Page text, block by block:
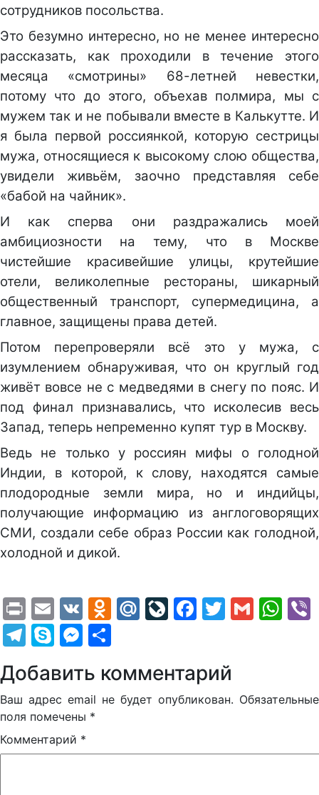
сотрудников посольства.
Это безумно интересно, но не менее интересно
рассказать, как проходили в течение этого
месяца «смотрины» 68-летней невестки,
потому что до этого, объехав полмира, мы с
мужем так и не побывали вместе в Калькутте. И
я была первой россиянкой, которую сестрицы
мужа, относящиеся к высокому слою общества,
увидели живьём, заочно представляя себе
«бабой на чайник».
И как сперва они раздражались моей
амбициозности на тему, что в Москве
чистейшие красивейшие улицы, крутейшие
отели, великолепные рестораны, шикарный
общественный транспорт, супермедицина, а
главное, защищены права детей.
Потом перепроверяли всё это у мужа, с
изумлением обнаруживая, что он круглый год
живёт вовсе не с медведями в снегу по пояс. И
под финал признавались, что исколесив весь
Запад, теперь непременно купят тур в Москву.
Ведь не только у россиян мифы о голодной
Индии, в которой, к слову, находятся самые
плодородные земли мира, но и индийцы,
получающие информацию из англоговорящих
СМИ, создали себе образ России как голодной,
холодной и дикой.
PrintEmail
VK Odnoklassniki
Mail.Ru
LiveJournal
Facebook
Twitter
Gmail
Telegram
SkypeMessenger
Добавить комментарий
Ваш адрес email не будет опубликован. Обязательные
поля помечены *
Комментарий *